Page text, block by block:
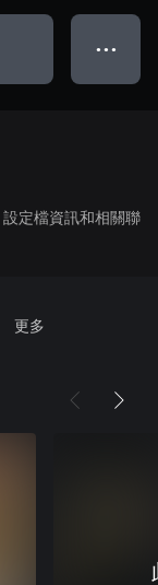
● ● ●
定檔資訊和相關聯
更多